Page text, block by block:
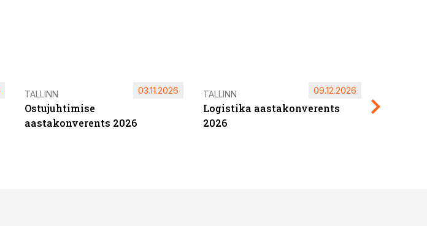
TALLINN
Ostujuhtimise
aastakonverents 2026
03.11.2026 TALLINN
Logistika aastakonverents
2026
09.12.2026